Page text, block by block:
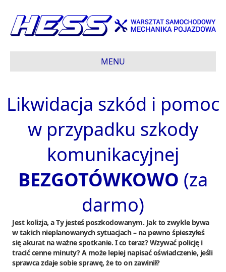
MENU
Likwidacja szkód i pomoc
w przypadku szkody
komunikacyjnej
BEZGOTÓWKOWO (za
darmo)
Jest kolizja, a Ty jesteś poszkodowanym. Jak to zwykle bywa
w takich nieplanowanych sytuacjach – na pewno śpieszyłeś
się akurat na ważne spotkanie. I co teraz? Wzywać policję i
tracić cenne minuty? A może lepiej napisać oświadczenie, jeśli
sprawca zdaje sobie sprawę, że to on zawinił?